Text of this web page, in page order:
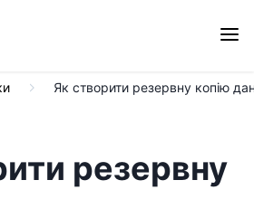
Як створити резервну копію
резервну